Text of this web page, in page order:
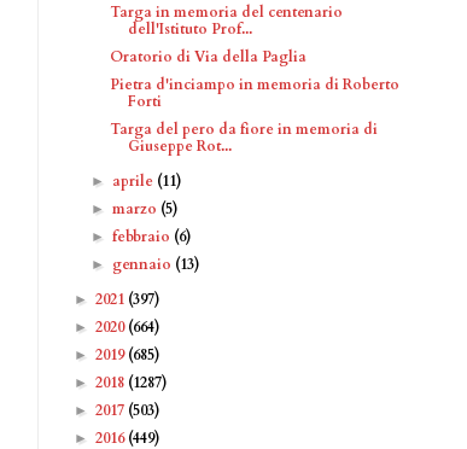
Targa in memoria del centenario
dell'Istituto Prof...
Oratorio di Via della Paglia
Pietra d'inciampo in memoria di Roberto
Forti
Targa del pero da fiore in memoria di
Giuseppe Rot...
► aprile (11)
►marzo (5)
►febbraio (6)
► gennaio (13)
► 2021 (397)
► 2020(664)
► 2019(685)
► 2018 (1287)
► 2017 (503)
► 2016(449)